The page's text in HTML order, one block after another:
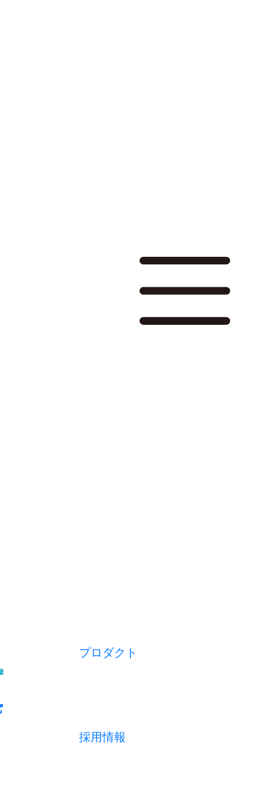
プロダクト
採用情報